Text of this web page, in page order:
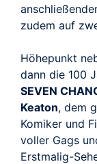
zudem auf
Höhepunkt
dann die 100
SEVEN
Keaton, dem
Komiker und
voller Gags
Erstmalig-